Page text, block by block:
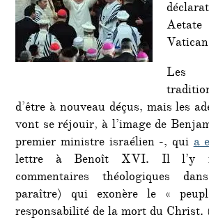
Les
d’être à nouveau déçus, mais les
vont se réjouir, à l’image de
premier ministre israélien -, quia
lettre à Benoît XVI. Il l’y
commentaires théologiques
paraître) qui exonère le «
responsabilité de la mort du Christ.